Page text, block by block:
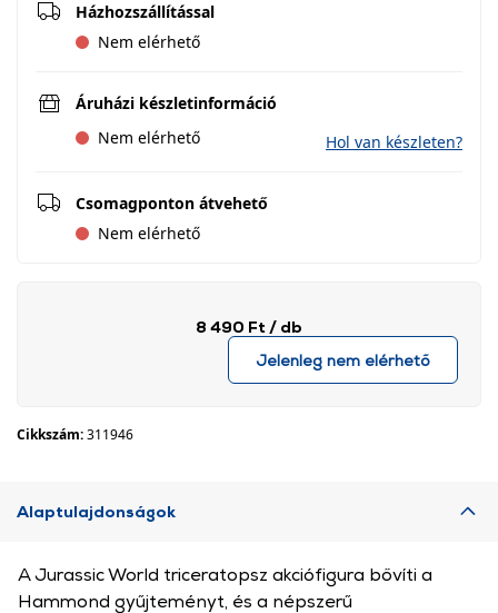
Házhozszállítással
Nem elérhető
Áruházi készletinformáció
Nem elérhető
Hol van készleten?
Csomagponton átvehető
Nem elérhető
8 490 Ft / db
Jelenleg nem elérhető
Cikkszám:311946
Alaptulajdonságok
A Jurassic World triceratopsz akciófigura bővíti a
Hammond gyűjteményt, és a népszerű